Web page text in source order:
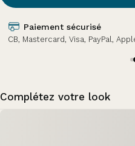
Paiement sécurisé
CB, Mastercard, Visa, PayPal,
Complétez votre look